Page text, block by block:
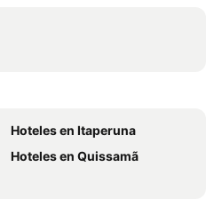
Hoteles en Itaperuna
Hoteles en Quissamã